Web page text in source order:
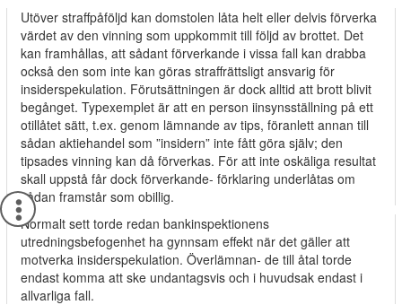
Utöver straffpåföljd kan domstolen låta helt eller delvis förverka
värdet av den vinning som uppkommit till följd av brottet. Det
kan framhållas, att sådant förverkande i vissa fall kan drabba
också den som inte kan göras straffrättsligt ansvarig för
insiderspekulation. Förutsättningen är dock alltid att brott blivit
begånget. Typexemplet är att en person iinsynsställning på ett
otillåtet sätt, t.ex. genom lämnande av tips, föranlett annan till
sådan aktiehandel som ”insidern” inte fått göra själv; den
tipsades vinning kan då förverkas. För att inte oskäliga resultat
skall uppstå får dock förverkande- förklaring underlåtas om
sådan framstår som obillig.
Normalt sett torde redan bankinspektionens
utredningsbefogenhet ha gynnsam effekt när det gäller att
motverka insiderspekulation. Överlämnan- de till åtal torde
endast komma att ske undantagsvis och i huvudsak endast i
allvarliga fall.